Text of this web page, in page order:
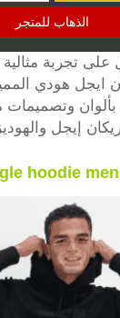
الذهاب للمتجر
تجربة
ايجل هودي
وتصميمات
إيجل